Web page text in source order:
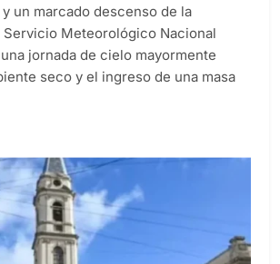
un marcado descenso de la
Servicio Meteorológico Nacional
jornada de cielo mayormente
seco y el ingreso de una masa